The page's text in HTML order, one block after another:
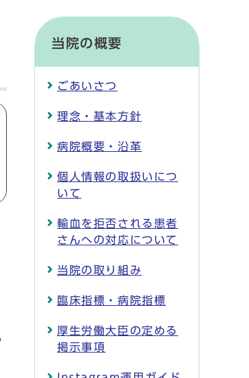
当院の概要
ごあいさつ
理念・基本方針
病院概要・沿革
個人情報の取扱いにつ
いて
輸血を拒否される患者
さんへの対応について
当院の取り組み
臨床指標・病院指標
厚生労働大臣の定める
掲示事項